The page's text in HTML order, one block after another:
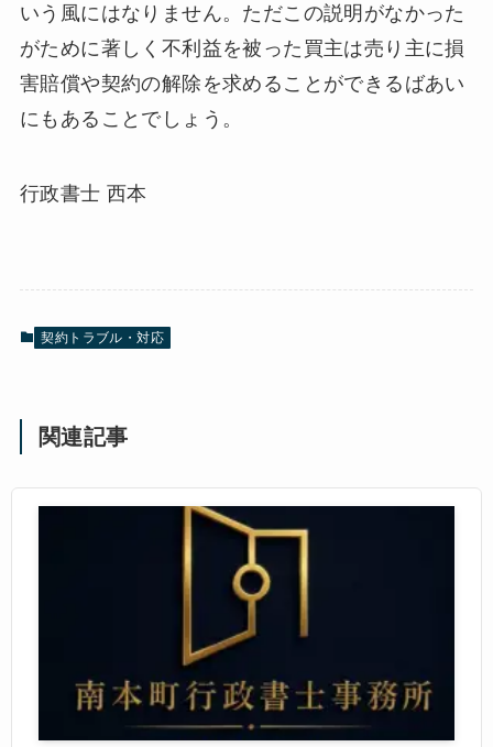
いう風にはなりません。ただこの説明がなかった
がために著しく不利益を被った買主は売り主に損
害賠償や契約の解除を求めることができるばあい
にもあることでしょう。
行政書士 西本
契約トラブル・対応
関連記事